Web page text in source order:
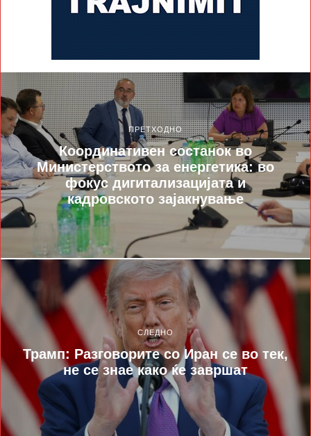
ПРЕТХОДНО
Координативен состанок во
Министерството за енергетика: во
фокус дигитализацијата и
кадровското зајакнување
СЛЕДНО
Трамп: Разговорите со Иран се во тек,
не се знае како ќе завршат